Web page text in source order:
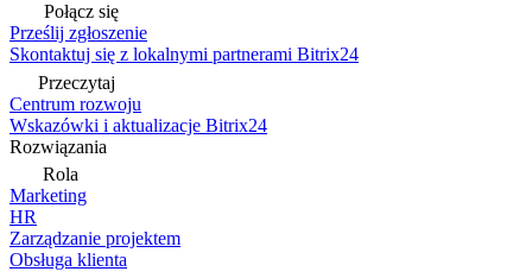
Połącz się
Prześlij zgłoszenie
Skontaktuj się z lokalnymi partnerami Bitrix24
Przeczytaj
Centrum rozwoju
Wskazówki i aktualizacje Bitrix24
Rozwiązania
Rola
Marketing
HR
Zarządzanie projektem
Obsługa klienta